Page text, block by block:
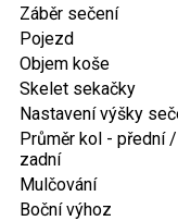
Aku pily
Elektrické pily
Jednoruční pily
Vyvětvovací pily
AKU zahradní
Záběr sečení
Pojezd
Objem koše
Skelet sekačky
Nastavení výšky
Průměr kol - přední /
zadní
Mulčování
Boční výhoz